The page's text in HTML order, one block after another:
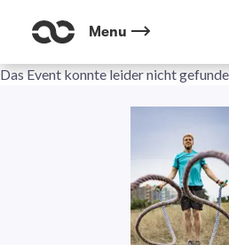
Menu
Das Event konnte leider nicht